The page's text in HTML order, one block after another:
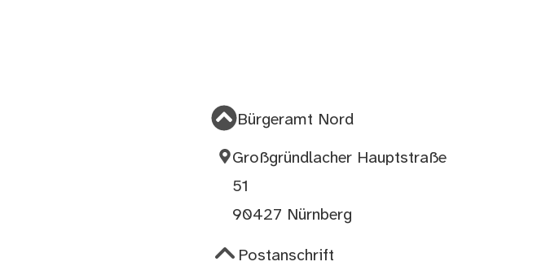
Bürgeramt Nord
Großgründlacher Hauptstraße
51
90427 Nürnberg
Postanschrift